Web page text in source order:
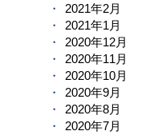
2021年2月
2021年1月
2020年12月
2020年11月
2020年10月
2020年9月
2020年8月
2020年7月